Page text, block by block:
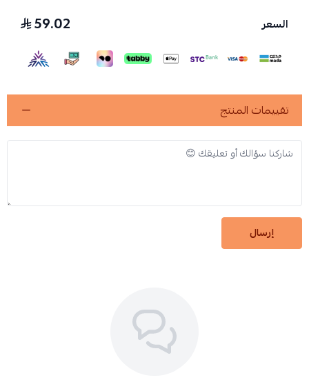
السعر 59.02
تقييمات المنتج
إرسال